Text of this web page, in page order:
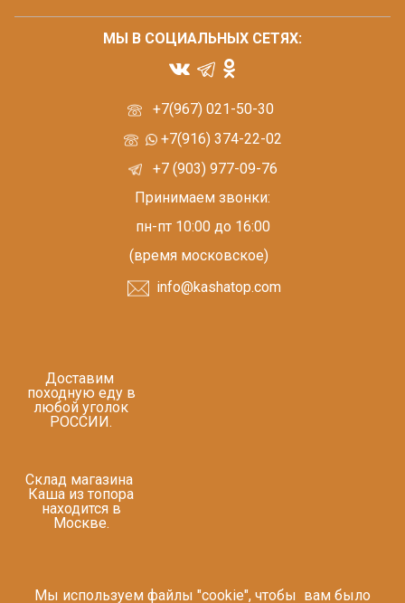
+7(967) 021-50-30
+7(916) 374-22-02
+7 (903) 977-09-76
Принимаем звонки:
пн-пт 10:00 до 16:00
(время московское)
info@kashatop.com
Доставим
походную еду в
любой уголок
РОССИИ.
Склад магазина
Каша из топора
находится в
Москве.
МЫ В СОЦИАЛЬНЫХ СЕТЯХ:
Мы используем файлы "cookie", чтобы вам было